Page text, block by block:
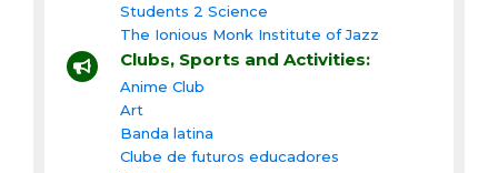
Students 2 Science
The Ionious Monk Institute of Jazz
Clubs, Sports and Activities:
Anime Club
Art
Banda latina
Clube de futuros educadores